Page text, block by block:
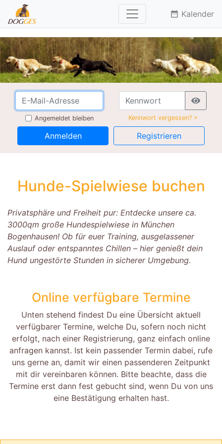
date_range Kalender
Angemeldet bleiben Kennwort vergessen? >
Anmelden Registrieren
Hunde-Spielwiese buchen
Privatsphäre und Freiheit pur: Entdecke unsere ca.
3000qm große Hundespielwiese in München
Bogenhausen! Ob für euer Training, ausgelassener
Auslauf oder entspanntes Chillen – hier genießt dein
Hund ungestörte Stunden in sicherer Umgebung.
Online verfügbare Termine
Unten stehend findest Du eine Übersicht aktuell
verfügbarer Termine, welche Du, sofern noch nicht
erfolgt, nach einer Registrierung, ganz einfach online
anfragen kannst. Ist kein passender Termin dabei, rufe
uns gerne an, damit wir einen passenderen Zeitpunkt
mit dir vereinbaren können. Bitte beachte, dass die
Termine erst dann fest gebucht sind, wenn Du von uns
eine Bestätigung erhalten hast.